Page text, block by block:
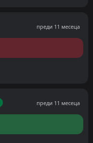
преди 11 месеца
преди 11 месеца